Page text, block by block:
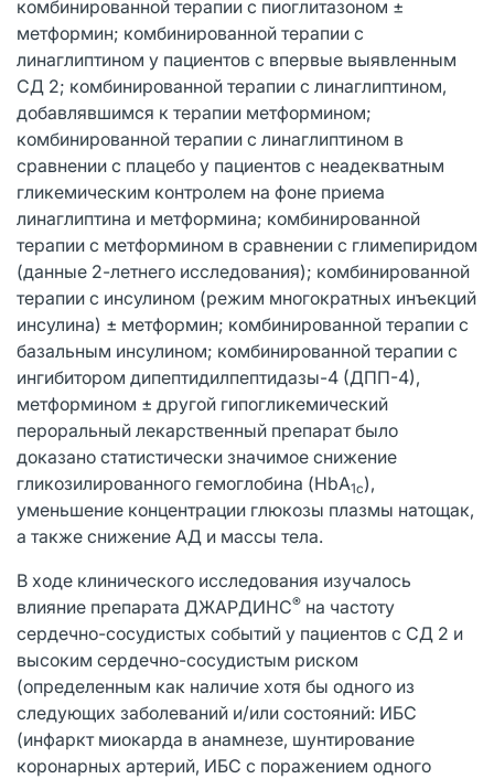
комбинированной терапии с пиоглитазоном ±
метформин; комбинированной терапии с
линаглиптином у пациентов с впервые выявленным
СД 2; комбинированной терапии с линаглиптином,
добавлявшимся к терапии метформином;
комбинированной терапии с линаглиптином в
сравнении с плацебо у пациентов с неадекватным
гликемическим контролем на фоне приема
линаглиптина и метформина; комбинированной
терапии с метформином в сравнении с глимепиридом
(данные 2-летнего исследования); комбинированной
терапии с инсулином (режим многократных инъекций
инсулина) ± метформин; комбинированной терапии с
базальным инсулином; комбинированной терапии с
ингибитором дипептидилпептидазы-4 (ДПП-4),
метформином ± другой гипогликемический
пероральный лекарственный препарат было
доказано статистически значимое снижение
гликозилированного гемоглобина (HbА1c),
уменьшение концентрации глюкозы плазмы натощак,
а также снижение АД и массы тела.
В ходе клинического исследования изучалось
влияние препарата ДЖАРДИНС® на частоту
сердечно-сосудистых событий у пациентов с СД 2 и
высоким сердечно-сосудистым риском
(определенным как наличие хотя бы одного из
следующих заболеваний и/или состояний: ИБС
(инфаркт миокарда в анамнезе, шунтирование
коронарных артерий, ИБС с поражением одного